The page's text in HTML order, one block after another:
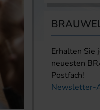
Erhalten Sie
neuesten
Postfach!
Newsletter-